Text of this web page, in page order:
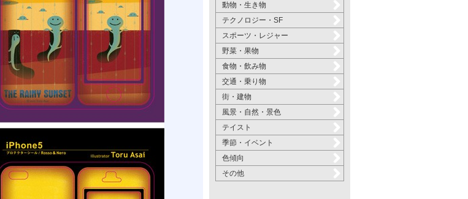
動物・生き物
テクノロジー・SF
スポーツ・レジャー
野菜・果物
食物・飲み物
交通・乗り物
街・建物
風景・自然・景色
テイスト
季節・イベント
色傾向
その他